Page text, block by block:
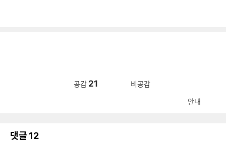
공감 21 비공감
안내
댓글 12